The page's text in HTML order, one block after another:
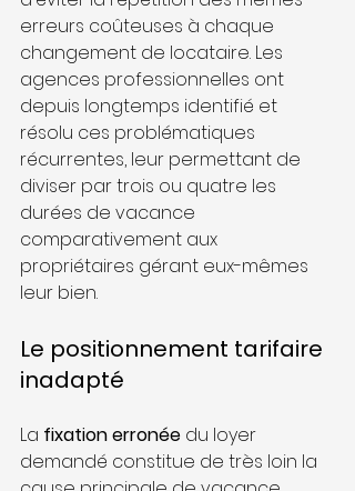
erreurs coûteuses à chaque
changement de locataire. Les
agences professionnelles ont
depuis longtemps identifié et
résolu ces problématiques
récurrentes, leur permettant de
diviser par trois ou quatre les
durées de vacance
comparativement aux
propriétaires gérant eux-mêmes
leur bien.
Le positionnement tarifaire
inadapté
La fixation erronée du loyer
demandé constitue de très loin la